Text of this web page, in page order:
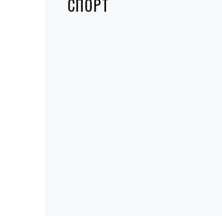
СПОРТ